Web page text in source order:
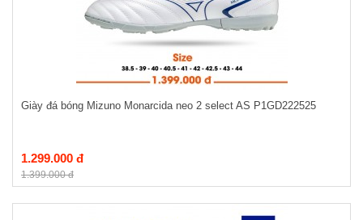
Giày đá bóng Mizuno Monarcida neo 2 select AS P1GD222525
1.299.000 đ
1.399.000 đ